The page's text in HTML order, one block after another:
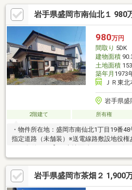
岩手県盛岡市南仙北１ 980
980万円
間取り 5DK
建物面積
土地面積
築年月 1973
ＪＲ東
岩手県盛
2階建て 所有権
・物件所在地：盛岡市南仙北1丁目19番
指定道路（未舗装）※送電線路敷設地役権
90.34㎡(27.32坪)・最寄りバス停まで徒歩
歩17分・周辺にはスーパーや銀行、郵便
暮らしに欠かせない利便施設が揃う南仙
スーパー 徒歩10分以内、市街地が近い、
岩手県盛岡市茶畑２ 1,900